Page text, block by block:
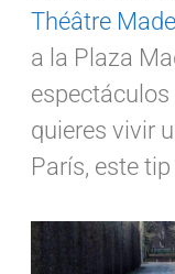
Théâtre
a la Plaza
quieres vivir
París, este